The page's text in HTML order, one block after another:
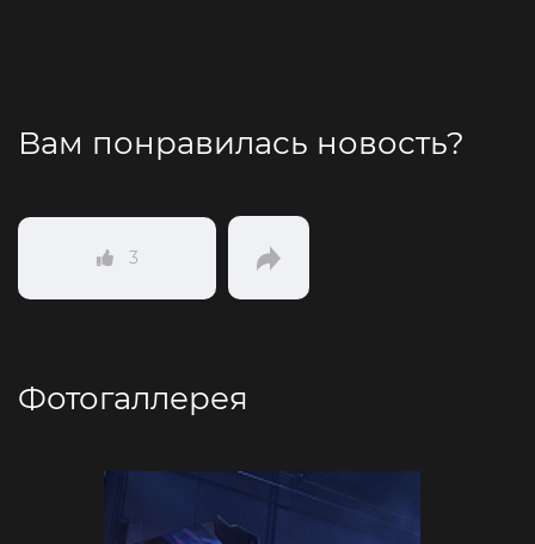
Вам понравилась новость?
3
Фотогаллерея